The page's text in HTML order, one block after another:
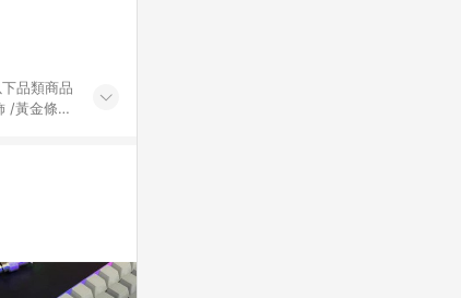
/黃金條
) 3. 訂